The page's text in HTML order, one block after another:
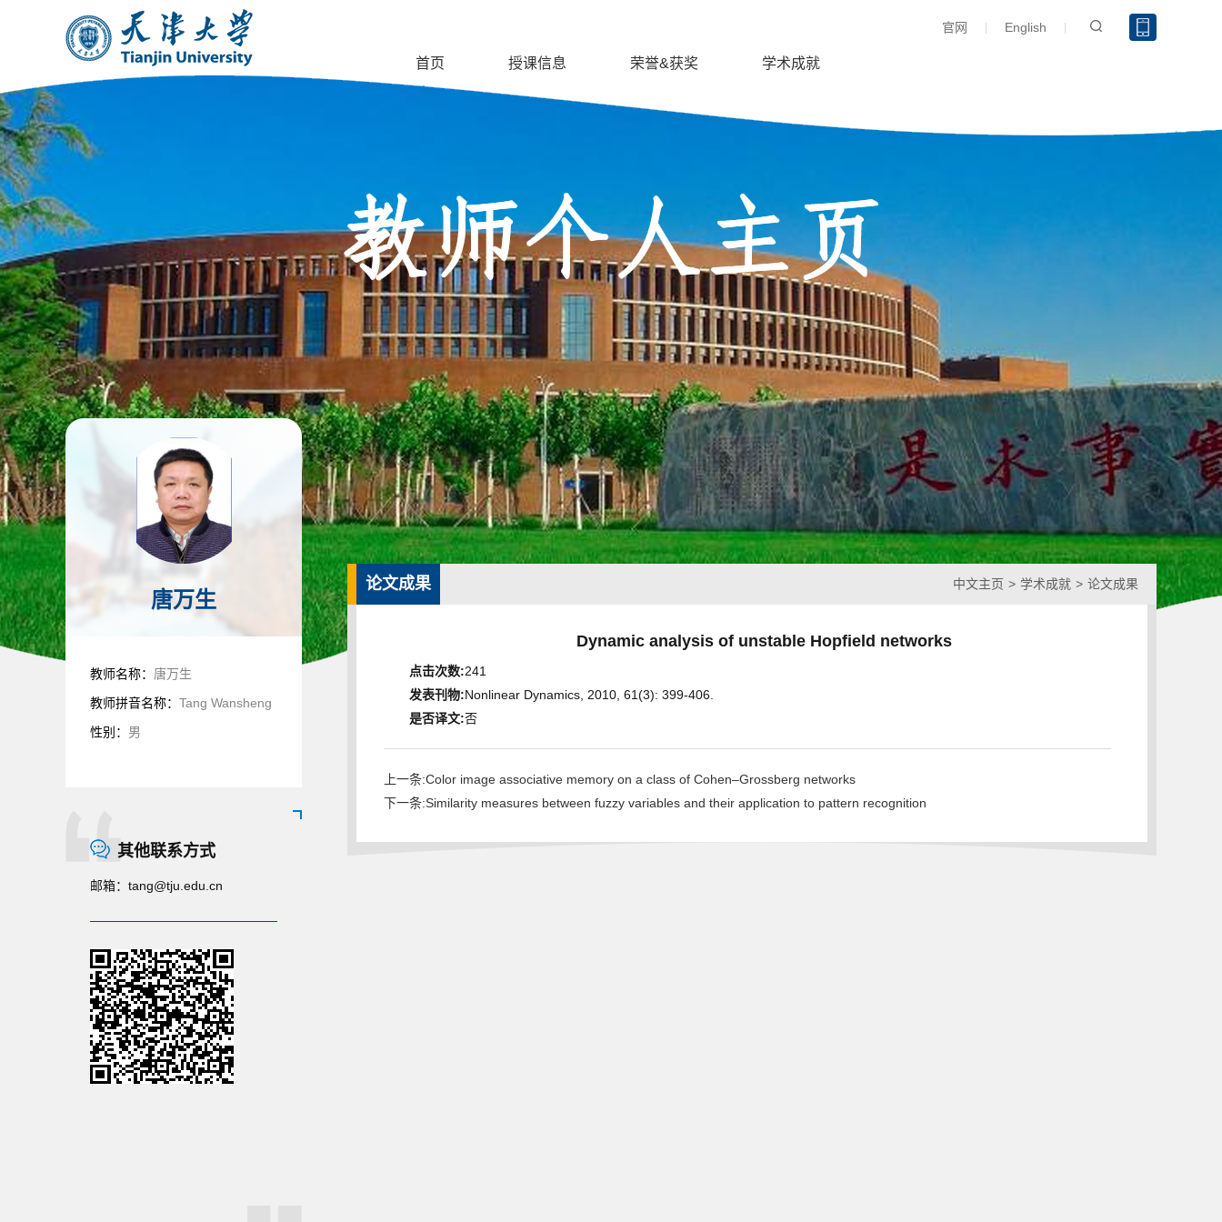
English
官网
首页 授课信息 荣誉&获奖 学术成就
唐万生
教师名称： 唐万生
教师拼音名称： Tang Wansheng
性别： 男
其他联系方式
邮箱： tang@tju.edu.cn
论文成果 中文主页 > 学术成就 > 论文成果
Dynamic analysis of unstable Hopfield networks
点击次数:241
发表刊物:Nonlinear Dynamics, 2010, 61(3): 399-406.
是否译文:否
上一条:Color image associative memory on a class of Cohen–Grossberg networks
下一条:Similarity measures between fuzzy variables and their application to pattern recognition